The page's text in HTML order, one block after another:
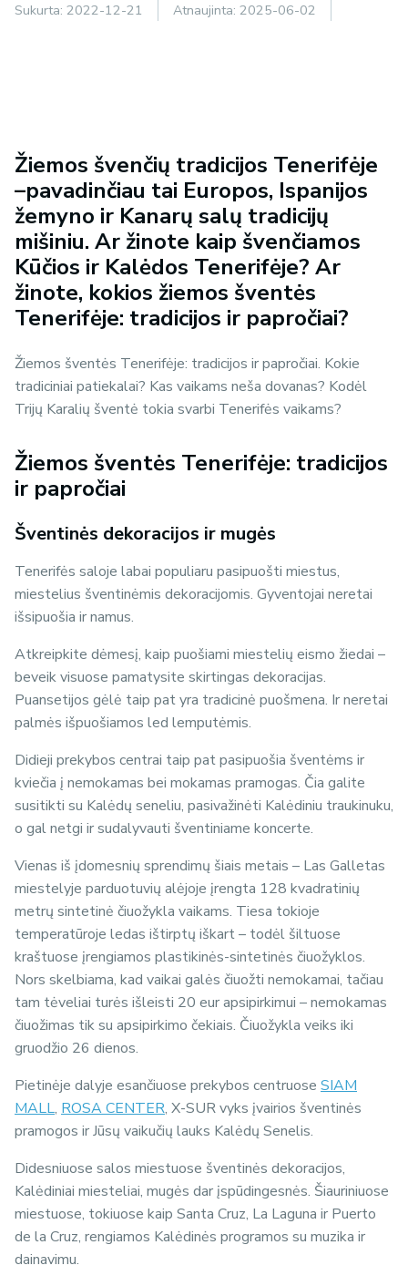
Sukurta: 2022-12-21 Atnaujinta: 2025-06-02
Žiemos švenčių tradicijos Tenerifėje
–pavadinčiau tai Europos, Ispanijos
žemyno ir Kanarų salų tradicijų
mišiniu. Ar žinote kaip švenčiamos
Kūčios ir Kalėdos Tenerifėje? Ar
žinote, kokios žiemos šventės
Tenerifėje: tradicijos ir papročiai?
Žiemos šventės Tenerifėje: tradicijos ir papročiai. Kokie
tradiciniai patiekalai? Kas vaikams neša dovanas? Kodėl
Trijų Karalių šventė tokia svarbi Tenerifės vaikams?
Žiemos šventės Tenerifėje: tradicijos
ir papročiai
Šventinės dekoracijos ir mugės
Tenerifės saloje labai populiaru pasipuošti miestus,
miestelius šventinėmis dekoracijomis. Gyventojai neretai
išsipuošia ir namus.
Atkreipkite dėmesį, kaip puošiami miestelių eismo žiedai –
beveik visuose pamatysite skirtingas dekoracijas.
Puansetijos gėlė taip pat yra tradicinė puošmena. Ir neretai
palmės išpuošiamos led lemputėmis.
Didieji prekybos centrai taip pat pasipuošia šventėms ir
kviečia į nemokamas bei mokamas pramogas. Čia galite
susitikti su Kalėdų seneliu, pasivažinėti Kalėdiniu traukinuku,
o gal netgi ir sudalyvauti šventiniame koncerte.
Vienas iš įdomesnių sprendimų šiais metais – Las Galletas
miestelyje parduotuvių alėjoje įrengta 128 kvadratinių
metrų sintetinė čiuožykla vaikams. Tiesa tokioje
temperatūroje ledas ištirptų iškart – todėl šiltuose
kraštuose įrengiamos plastikinės-sintetinės čiuožyklos.
Nors skelbiama, kad vaikai galės čiuožti nemokamai, tačiau
tam tėveliai turės išleisti 20 eur apsipirkimui – nemokamas
čiuožimas tik su apsipirkimo čekiais. Čiuožykla veiks iki
gruodžio 26 dienos.
Pietinėje dalyje esančiuose prekybos centruose SIAM
MALL, ROSA CENTER, X-SUR vyks įvairios šventinės
pramogos ir Jūsų vaikučių lauks Kalėdų Senelis.
Didesniuose salos miestuose šventinės dekoracijos,
Kalėdiniai miesteliai, mugės dar įspūdingesnės. Šiauriniuose
miestuose, tokiuose kaip Santa Cruz, La Laguna ir Puerto
de la Cruz, rengiamos Kalėdinės programos su muzika ir
dainavimu.